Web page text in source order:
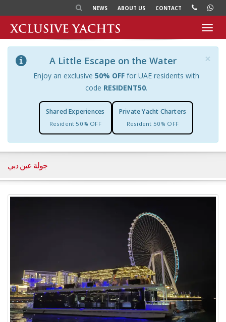
NEWS ABOUT US CONTACT
×
A Little Escape on the Water
Enjoy an exclusive 50% OFFfor UAE residents with
code RESIDENT50.
Shared Experiences
Resident 50% OFF
Private Yacht Charters
Resident 50% OFF
جولة عين دبي